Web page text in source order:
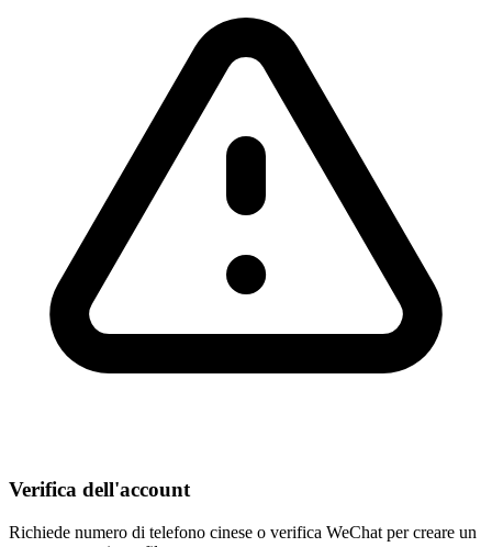
Verifica dell'account
Richiede numero di telefono cinese o verifica WeChat per creare un